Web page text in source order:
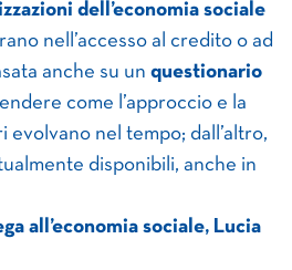
dell’economia sociale
nell’accesso al credito o ad
anche su un questionario
come l’approccio e la
nel tempo; dall’altro,
disponibili, anche in
all’economia sociale, Lucia